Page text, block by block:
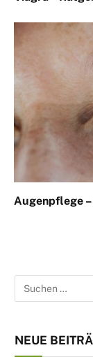
Augenpflege
NEUE